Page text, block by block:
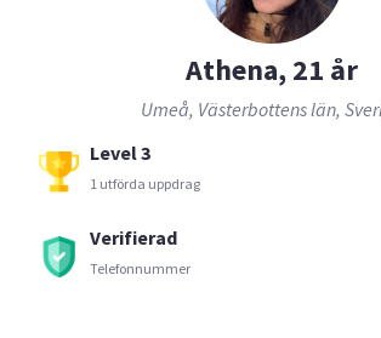
Athena, 21 år
Umeå, Västerbottens län,
Level 3
1 utförda uppdrag
Verifierad
Telefonnummer